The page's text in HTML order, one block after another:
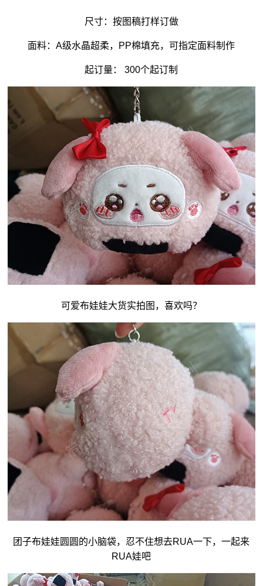
尺寸：按图稿打样订做
面料：A级水晶超柔，PP棉填充，可指定面料制作
起订量： 300个起订制
可爱布娃娃大货实拍图，喜欢吗？
团子布娃娃 圆圆的小脑袋，忍不住想去RUA一下，一起来
RUA娃吧